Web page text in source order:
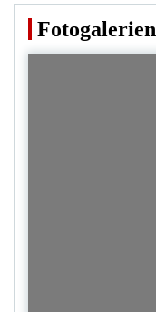
Fotogalerien